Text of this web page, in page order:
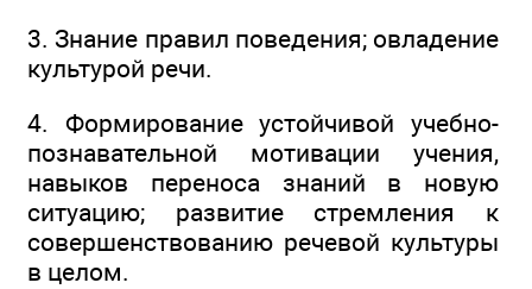
3. Знание правил поведения; овладение
культурой речи.
4. Формирование устойчивой учебно-
познавательной мотивации учения,
навыков переноса знаний в новую
ситуацию; развитие стремления к
совершенствованию речевой культуры
в целом.